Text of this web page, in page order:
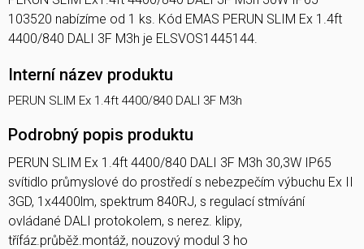
103520 nabízíme od 1 ks. Kód EMAS PERUN SLIM Ex 1.4ft
4400/840 DALI 3F M3h je ELSVOS1445144.
Interní název produktu
PERUN SLIM Ex 1.4ft 4400/840 DALI 3F M3h
Podrobný popis produktu
PERUN SLIM Ex 1.4ft 4400/840 DALI 3F M3h 30,3W IP65
svítidlo průmyslové do prostředí s nebezpečím výbuchu Ex II
3GD, 1x4400lm, spektrum 840RJ, s regulací stmívání
ovládané DALI protokolem, s nerez. klipy,
třífáz.průběž.montáž, nouzový modul 3 ho